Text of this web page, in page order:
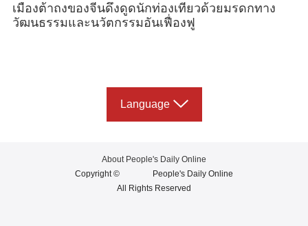
เมืองต้าถงของจีนดึงดูดนักท่องเที่ยวด้วยมรดกทาง
วัฒนธรรมและนวัตกรรมอันเฟื่องฟู
Language
About People's Daily Online
Copyright ©
People's Daily Online
All Rights Reserved